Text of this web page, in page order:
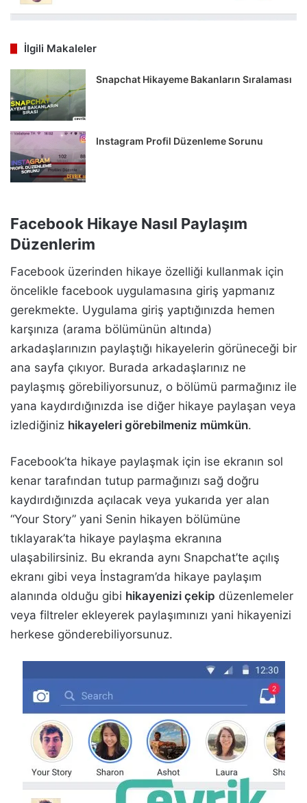
İlgili Makaleler
Snapchat Hikayeme Bakanların Sıralaması
Instagram Profil Düzenleme Sorunu
Facebook Hikaye Nasıl Paylaşım
Düzenlerim
Facebook üzerinden hikaye özelliği kullanmak için
öncelikle facebook uygulamasına giriş yapmanız
gerekmekte. Uygulama giriş yaptığınızda hemen
karşınıza (arama bölümünün altında)
arkadaşlarınızın paylaştığı hikayelerin görüneceği bir
ana sayfa çıkıyor. Burada arkadaşlarınız ne
paylaşmış görebiliyorsunuz, o bölümü parmağınız ile
yana kaydırdığınızda ise diğer hikaye paylaşan veya
izlediğiniz hikayeleri görebilmeniz mümkün.
Facebook’ta hikaye paylaşmak için ise ekranın sol
kenar tarafından tutup parmağınızı sağ doğru
kaydırdığınızda açılacak veya yukarıda yer alan
“Your Story” yani Senin hikayen bölümüne
tıklayarak’ta hikaye paylaşma ekranına
ulaşabilirsiniz. Bu ekranda aynı Snapchat’te açılış
ekranı gibi veya İnstagram’da hikaye paylaşım
alanında olduğu gibi hikayenizi çekip düzenlemeler
veya filtreler ekleyerek paylaşımınızı yani hikayenizi
herkese gönderebiliyorsunuz.